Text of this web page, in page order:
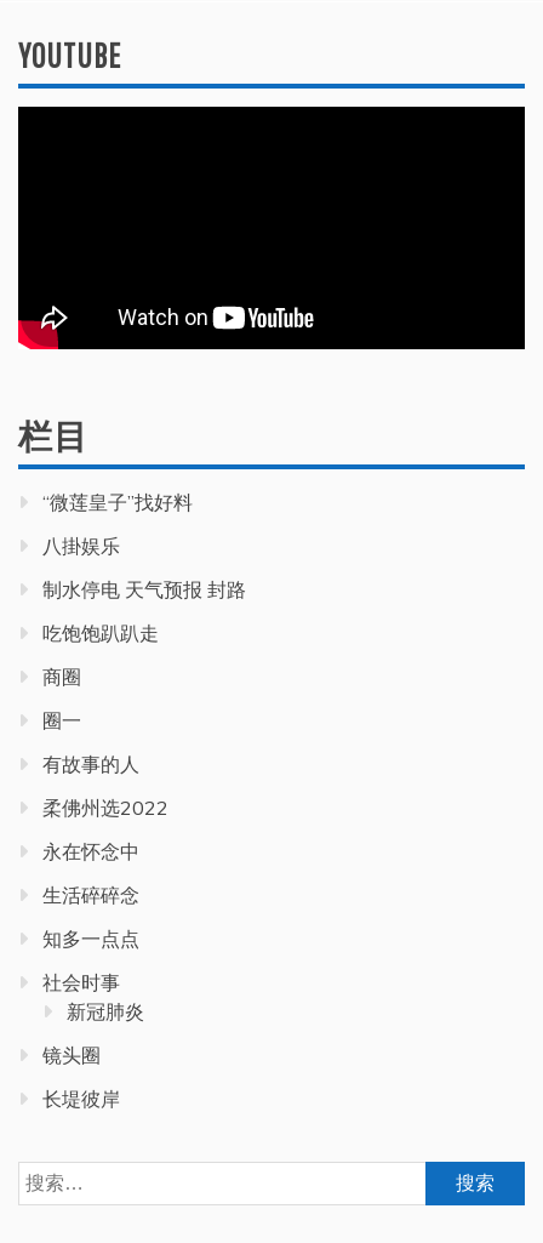
YOUTUBE
栏目
“微莲皇子”找好料
八掛娱乐
制水停电 天气预报 封路
吃饱饱趴趴走
商圈
圈一
有故事的人
柔佛州选2022
永在怀念中
生活碎碎念
知多一点点
社会时事
新冠肺炎
镜头圈
长堤彼岸
搜
索：